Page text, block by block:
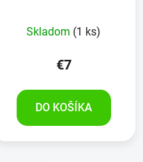
hodnotenie
produktu
z
Skladom (1 ks)
€7
DO KOŠÍKA